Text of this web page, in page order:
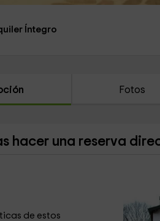
Íntegro
Fotos
hacer una reserva
de estos